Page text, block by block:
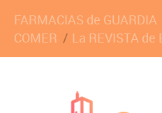
FARMACIAS de GUARDIA
COMER
La REVISTA de